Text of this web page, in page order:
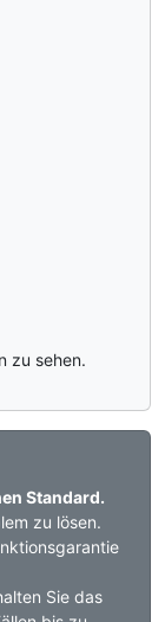
zu sehen.
Standard.
zu lösen.
Sie das